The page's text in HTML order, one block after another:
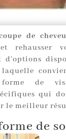
de
rehausser
d’options
de
qui
le meilleur
de